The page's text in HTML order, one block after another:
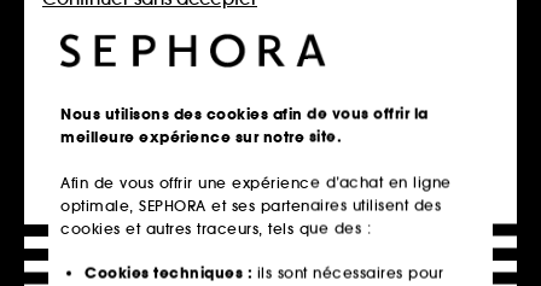
Ajouter au panier Ajouter au panier
Hot on social
Nous utilisons des cookies afin de vous offrir la
meilleure expérience sur notre site.
Afin de vous offrir une expérience d’achat en ligne
optimale, SEPHORA et ses partenaires utilisent des
cookies et autres traceurs, tels que des :
Cookies techniques : ils sont nécessaires pour